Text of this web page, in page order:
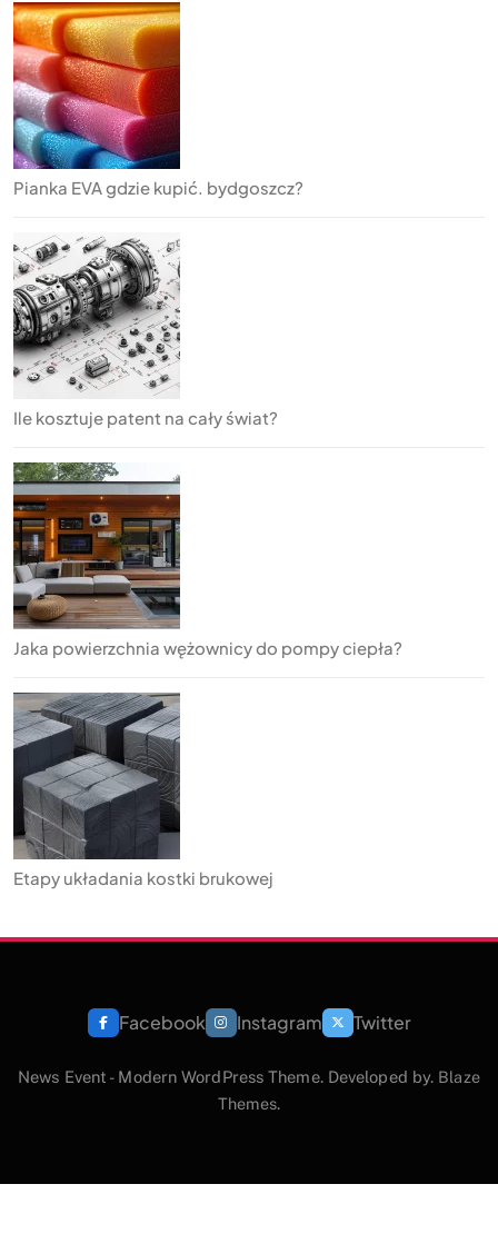
Pianka EVA gdzie kupić. bydgoszcz?
Ile kosztuje patent na cały świat?
Jaka powierzchnia wężownicy do pompy ciepła?
Etapy układania kostki brukowej
Facebook Instagram Twitter
News Event - Modern WordPress Theme. Developed by. Blaze
Themes.